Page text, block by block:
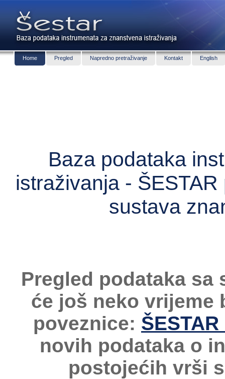
Home Pregled Napredno pretraživanje Kontakt English
Baza podataka
istraživanja -
sustava
Pregled podataka sa
će još neko vrijeme
poveznice:
novih podataka o
postojećih vrši